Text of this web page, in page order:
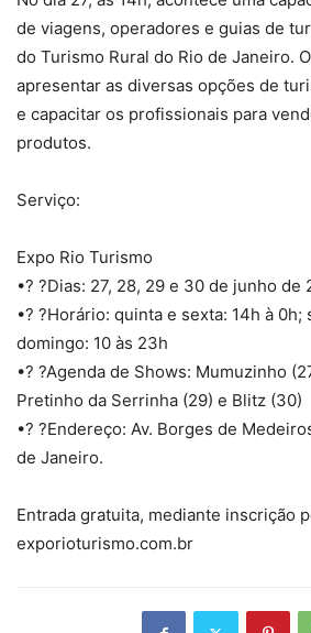
de viagens, operadores e guias de
do Turismo Rural do Rio de Janeiro.
apresentar as diversas opções de
e capacitar os profissionais para
produtos.
Serviço:
Expo Rio Turismo
•? ?Dias: 27, 28, 29 e 30 de junho de
•? ?Horário: quinta e sexta: 14h à 0h;
domingo: 10 às 23h
•? ?Agenda de Shows: Mumuzinho
Pretinho da Serrinha (29) e Blitz (30)
•? ?Endereço: Av. Borges de
de Janeiro.
Entrada gratuita, mediante inscrição
exporioturismo.com.br